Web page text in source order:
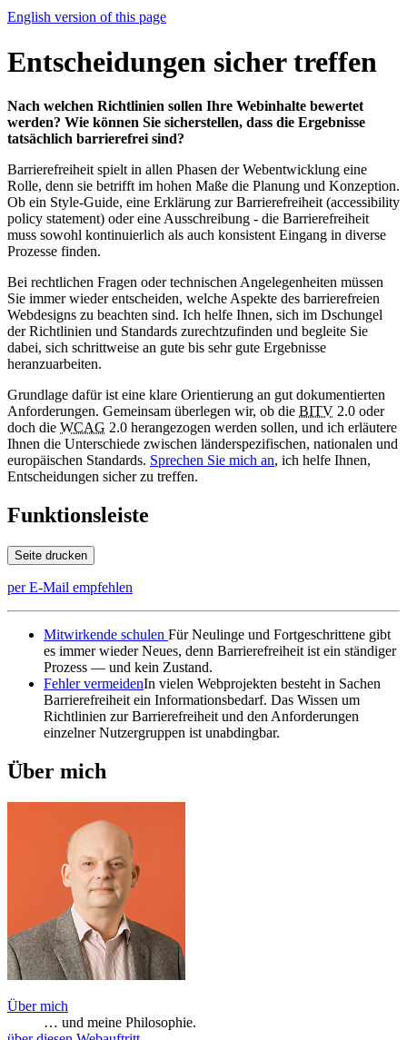
English version of this page
Entscheidungen sicher treffen
Nach welchen Richtlinien sollen Ihre Webinhalte bewertet
werden? Wie können Sie sicherstellen, dass die Ergebnisse
tatsächlich barrierefrei sind?
Barrierefreiheit spielt in allen Phasen der Webentwicklung eine
Rolle, denn sie betrifft im hohen Maße die Planung und Konzeption.
Ob ein Style-Guide, eine Erklärung zur Barrierefreiheit (accessibility
policy statement) oder eine Ausschreibung - die Barrierefreiheit
muss sowohl kontinuierlich als auch konsistent Eingang in diverse
Prozesse finden.
Bei rechtlichen Fragen oder technischen Angelegenheiten müssen
Sie immer wieder entscheiden, welche Aspekte des barrierefreien
Webdesigns zu beachten sind. Ich helfe Ihnen, sich im Dschungel
der Richtlinien und Standards zurechtzufinden und begleite Sie
dabei, sich schrittweise an gute bis sehr gute Ergebnisse
heranzuarbeiten.
Grundlage dafür ist eine klare Orientierung an gut dokumentierten
Anforderungen. Gemeinsam überlegen wir, ob die BITV 2.0 oder
doch die WCAG 2.0 herangezogen werden sollen, und ich erläutere
Ihnen die Unterschiede zwischen länderspezifischen, nationalen und
europäischen Standards. Sprechen Sie mich an, ich helfe Ihnen,
Entscheidungen sicher zu treffen.
Funktionsleiste
Seite drucken
per E-Mail empfehlen
Mitwirkende schulen Für Neulinge und Fortgeschrittene gibt
es immer wieder Neues, denn Barrierefreiheit ist ein ständiger
Prozess — und kein Zustand.
Fehler vermeidenIn vielen Webprojekten besteht in Sachen
Barrierefreiheit ein Informationsbedarf. Das Wissen um
Richtlinien zur Barrierefreiheit und den Anforderungen
einzelner Nutzergruppen ist unabdingbar.
Über mich
Über mich
… und meine Philosophie.